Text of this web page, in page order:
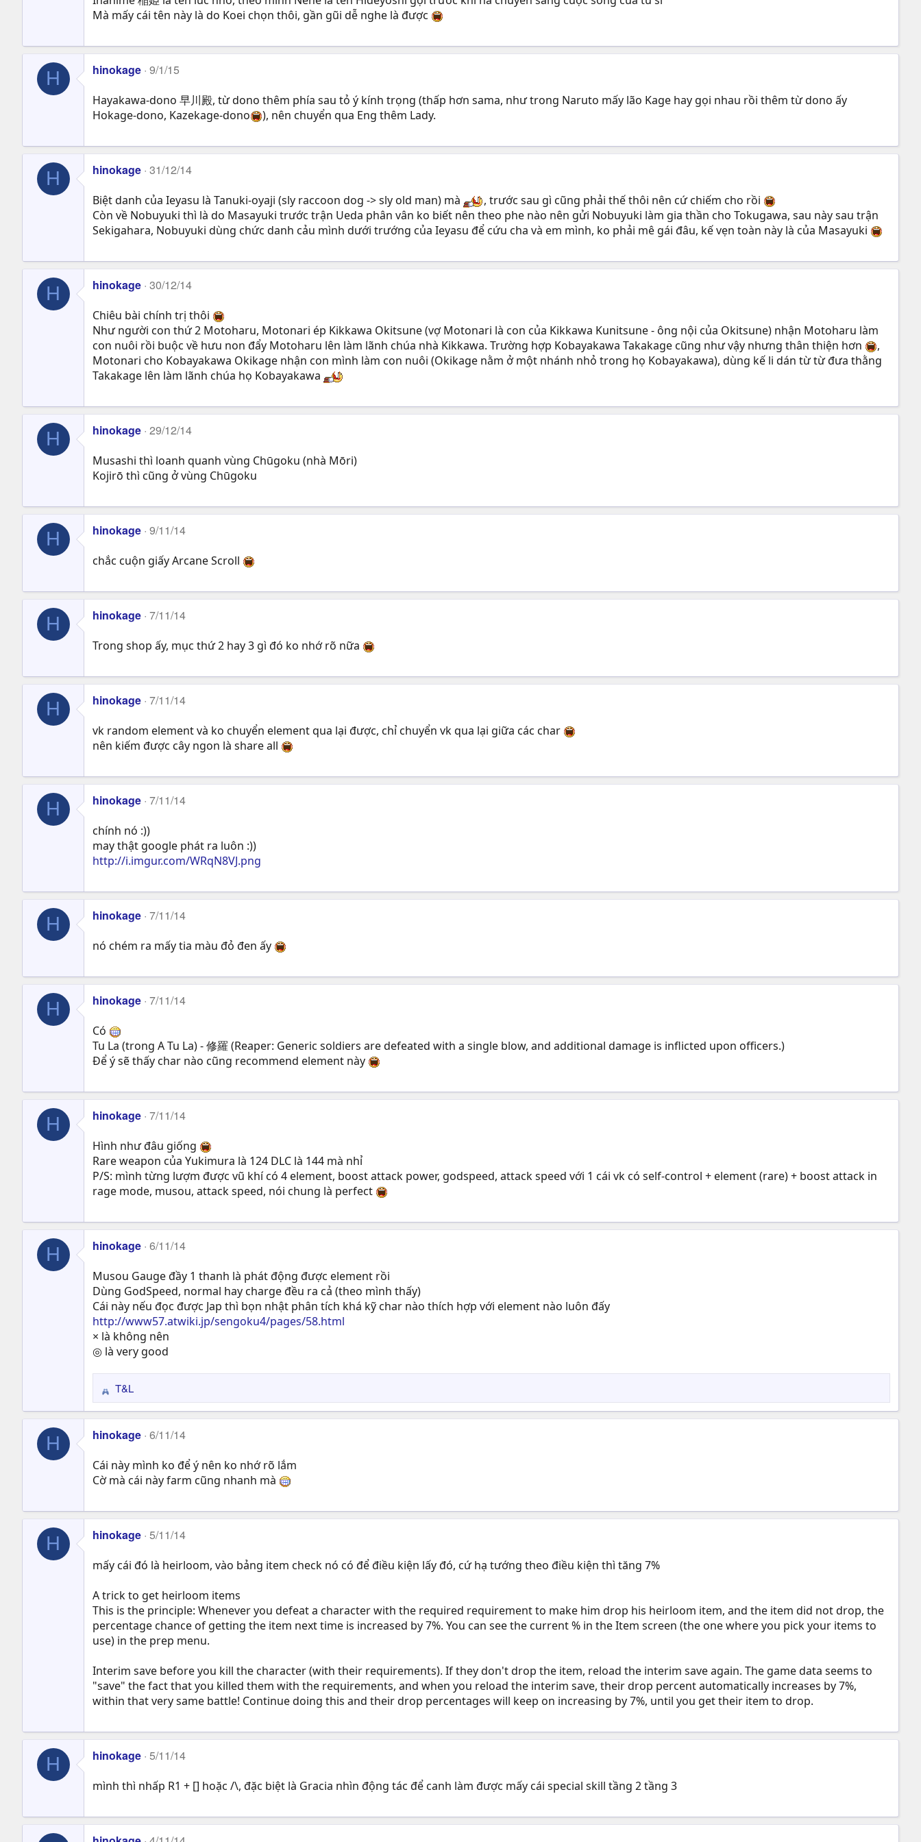
Mà mấy cái tên này là do Koei chọn thôi, gần gũi dễ nghe là được
H hinokage 9/1/15
Hayakawa-dono 早川殿, từ dono thêm phía sau tỏ ý kính trọng (thấp hơn sama, như trong Naruto mấy lão Kage hay gọi nhau rồi thêm từ dono ấy
Hokage-dono, Kazekage-dono
), nên chuyển qua Eng thêm Lady.
H hinokage 31/12/14
Biệt danh của Ieyasu là Tanuki-oyaji (sly raccoon dog -> sly old man) mà
, trước sau gì cũng phải thế thôi nên cứ chiếm cho rồi
Còn về Nobuyuki thì là do Masayuki trước trận Ueda phân vân ko biết nên theo phe nào nên gửi Nobuyuki làm gia thần cho Tokugawa, sau này sau trận
Sekigahara, Nobuyuki dùng chức danh cảu mình dưới trướng của Ieyasu để cứu cha và em mình, ko phải mê gái đâu, kế vẹn toàn này là của Masayuki
H hinokage 30/12/14
Chiêu bài chính trị thôi
Như người con thứ 2 Motoharu, Motonari ép Kikkawa Okitsune (vợ Motonari là con của Kikkawa Kunitsune - ông nội của Okitsune) nhận Motoharu làm
con nuôi rồi buộc về hưu non đẩy Motoharu lên làm lãnh chúa nhà Kikkawa. Trường hợp Kobayakawa Takakage cũng như vậy nhưng thân thiện hơn
,
Motonari cho Kobayakawa Okikage nhận con mình làm con nuôi (Okikage nằm ở một nhánh nhỏ trong họ Kobayakawa), dùng kế li dán từ từ đưa thằng
Takakage lên làm lãnh chúa họ Kobayakawa
H hinokage 29/12/14
Musashi thì loanh quanh vùng Chūgoku (nhà Mōri)
Kojirō thì cũng ở vùng Chūgoku
H hinokage 9/11/14
chắc cuộn giấy Arcane Scroll
H hinokage 7/11/14
Trong shop ấy, mục thứ 2 hay 3 gì đó ko nhớ rõ nữa
H hinokage 7/11/14
vk random element và ko chuyển element qua lại được, chỉ chuyển vk qua lại giữa các char
nên kiếm được cây ngon là share all
H hinokage 7/11/14
chính nó :))
may thật google phát ra luôn :))
http://i.imgur.com/WRqN8VJ.png
H hinokage 7/11/14
nó chém ra mấy tia màu đỏ đen ấy
H hinokage 7/11/14
Có
Tu La (trong A Tu La) - 修羅 (Reaper: Generic soldiers are defeated with a single blow, and additional damage is inflicted upon officers.)
Để ý sẽ thấy char nào cũng recommend element này
H hinokage 7/11/14
Hình như đâu giống
Rare weapon của Yukimura là 124 DLC là 144 mà nhỉ
P/S: mình từng lượm được vũ khí có 4 element, boost attack power, godspeed, attack speed với 1 cái vk có self-control + element (rare) + boost attack in
rage mode, musou, attack speed, nói chung là perfect
H hinokage 6/11/14
Musou Gauge đầy 1 thanh là phát động được element rồi
Dùng GodSpeed, normal hay charge đều ra cả (theo mình thấy)
Cái này nếu đọc được Jap thì bọn nhật phân tích khá kỹ char nào thích hợp với element nào luôn đấy
http://www57.atwiki.jp/sengoku4/pages/58.html
× là không nên
◎ là very good
R
e
a
c
i
o
s
:
T&L
H hinokage 6/11/14
Cái này mình ko để ý nên ko nhớ rõ lắm
Cờ mà cái này farm cũng nhanh mà
H hinokage 5/11/14
mấy cái đó là heirloom, vào bảng item check nó có để điều kiện lấy đó, cứ hạ tướng theo điều kiện thì tăng 7%
A trick to get heirloom items
This is the principle: Whenever you defeat a character with the required requirement to make him drop his heirloom item, and the item did not drop, the
percentage chance of getting the item next time is increased by 7%. You can see the current % in the Item screen (the one where you pick your items to
use) in the prep menu.
Interim save before you kill the character (with their requirements). If they don't drop the item, reload the interim save again. The game data seems to
"save" the fact that you killed them with the requirements, and when you reload the interim save, their drop percent automatically increases by 7%,
within that very same battle! Continue doing this and their drop percentages will keep on increasing by 7%, until you get their item to drop.
H hinokage 5/11/14
mình thì nhấp R1 + [] hoặc /\, đặc biệt là Gracia nhìn động tác để canh làm được mấy cái special skill tầng 2 tầng 3